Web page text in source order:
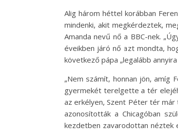
Alig három héttel korábban
mindenki, akit megkérdeztek,
Amanda nevű nő a BBC-nek.
éveikben járó nő azt mondta,
következő pápa „legalább
„Nem számít, honnan jön, amíg
gyermekét terelgette a tér
az erkélyen, Szent Péter tér
azonosították a Chicagóban
kezdetben zavarodottan néztek